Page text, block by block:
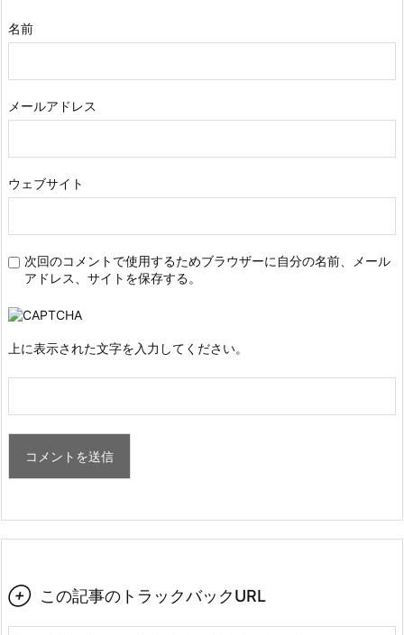
名前
メールアドレス
ウェブサイト
次回のコメントで使用するためブラウザーに自分の名前、メール
アドレス、サイトを保存する。
上に表示された文字を入力してください。
 この記事のトラックバックURL